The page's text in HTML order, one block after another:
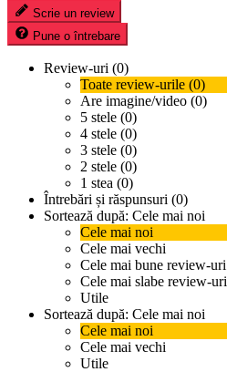
Scrie un review
Pune o întrebare
Review-uri (0)
Toate review-urile (0)
Are imagine/video (0)
5 stele (0)
4 stele (0)
3 stele (0)
2 stele (0)
1 stea (0)
Întrebări și răspunsuri (0)
Sortează după: Cele mai noi
Cele mai noi
Cele mai vechi
Cele mai bune review-uri
Cele mai slabe review-uri
Utile
Sortează după: Cele mai noi
Cele mai noi
Cele mai vechi
Utile